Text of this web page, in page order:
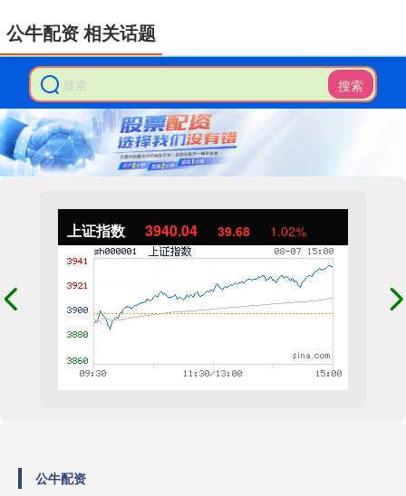
搜索
上证指数 3940.04 39.68 1.02%
公牛配资
公牛配资 相关话题